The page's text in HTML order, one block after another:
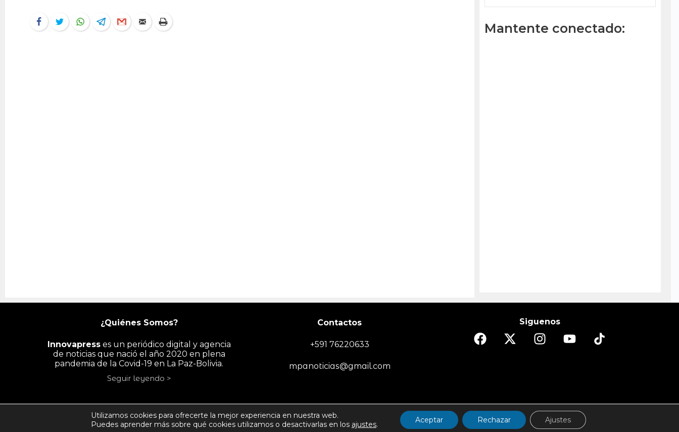
Mantente conectado:
¿Quiénes Somos?
Innovapresses un periódico digital y agencia
de noticias que nació el año 2020 en plena
pandemia de la Covid-19 en La Paz-Bolivia.
Seguir leyendo >
Contactos
+591 76220633
mpanoticias@gmail.com
Siguenos
Todos los derechos reservados - Politica de Uso y Privacidad
Utilizamos cookies para ofrecerte la mejor experiencia en nuestra web.
Puedes aprender más sobre qué cookies utilizamos o desactivarlas en los ajustes. Aceptar Rechazar Ajustes